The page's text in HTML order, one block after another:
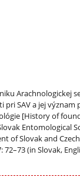
Arachnologickej
SAV a jej význam
[History of
Entomological
of Slovak and
72–73 (in Slovak,